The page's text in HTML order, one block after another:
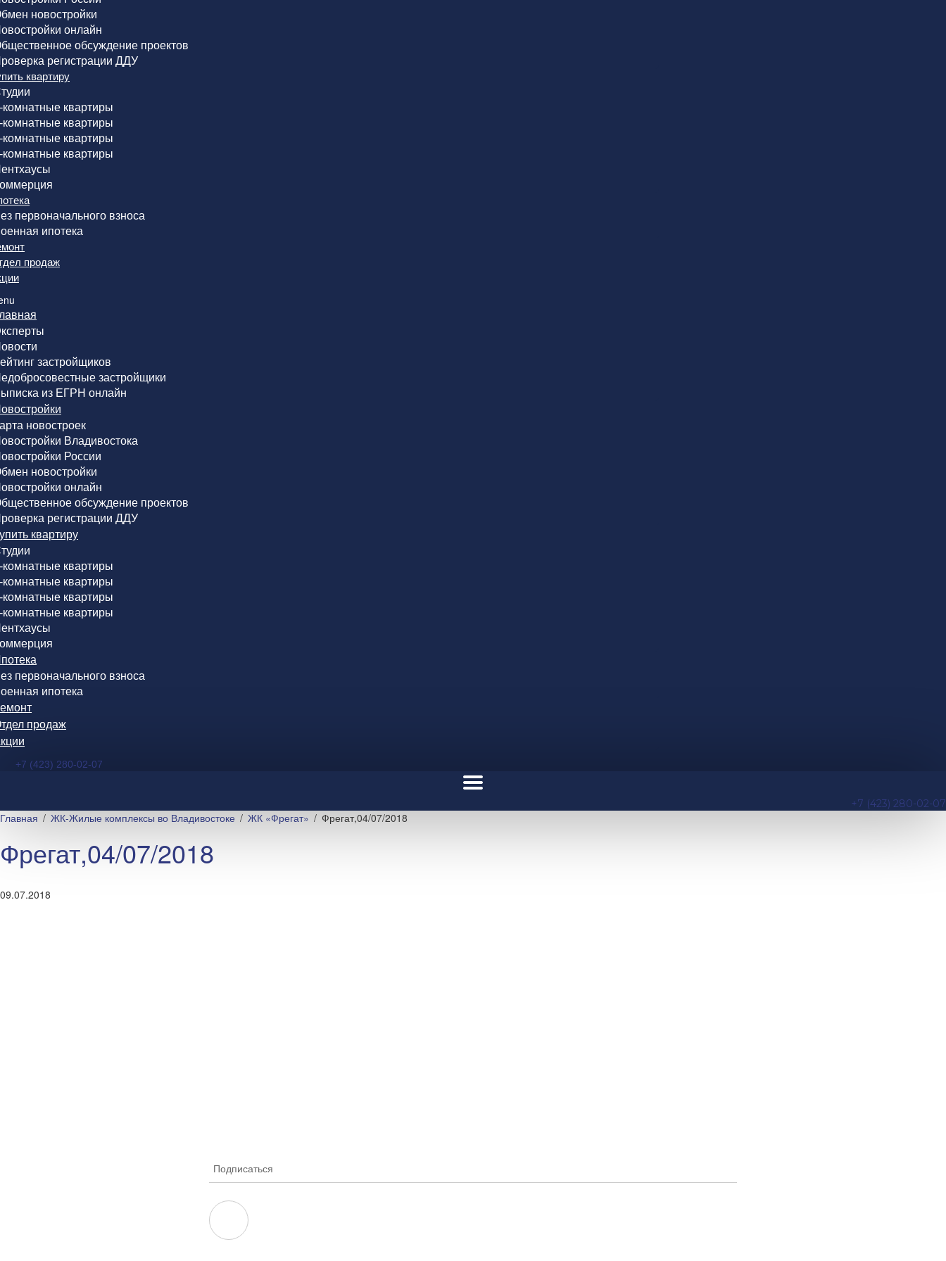
новостройки
онлайн
обсуждение проектов
регистрации ДДУ
квартиру
комнатные квартиры
комнатные квартиры
комнатные квартиры
комнатные квартиры
первоначального взноса
ипотека
продаж
застройщиков
застройщики
из ЕГРН онлайн
новостроек
Владивостока
России
новостройки
онлайн
обсуждение проектов
регистрации ДДУ
квартиру
комнатные квартиры
комнатные квартиры
комнатные квартиры
комнатные квартиры
первоначального взноса
ипотека
продаж
+7 (423) 280-02-07
+7 (423) 280-02-07
Главная ЖК-Жилые комплексы во Владивостоке ЖК «Фрегат» Фрегат,04/07/2018
Фрегат,04/07/2018
09.07.2018
Подписаться